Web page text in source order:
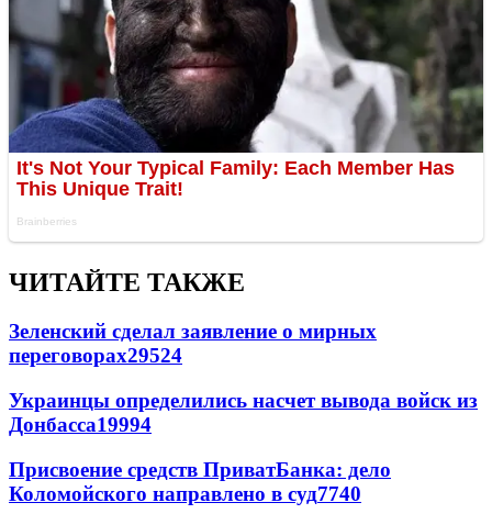
ЧИТАЙТЕ ТАКЖЕ
Зеленский сделал заявление о мирных
переговорах29524
Украинцы определились насчет вывода войск из
Донбасса19994
Присвоение средств ПриватБанка: дело
Коломойского направлено в суд7740